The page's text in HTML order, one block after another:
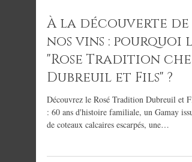
À la découverte de
nos vins : pourquoi le
"Rose Tradition chez
Dubreuil et Fils" ?
Découvrez le Rosé Tradition Dubreuil et
de coteaux calcaires escarpés, une